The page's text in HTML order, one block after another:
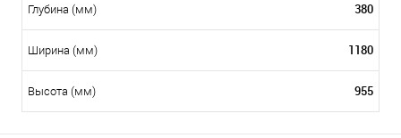
Глубина (мм) 380
Ширина (мм) 1180
Высота (мм) 955